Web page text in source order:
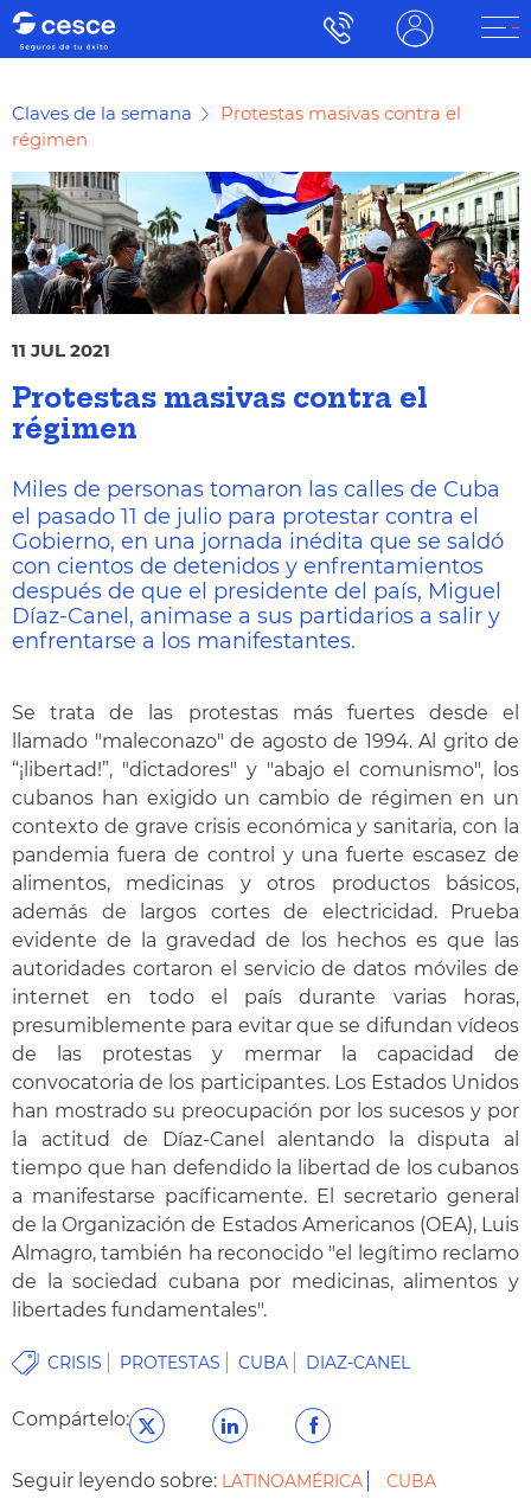
Claves de la semana
Protestas masivas contra el
régimen
11 JUL 2021
Protestas masivas contra el
régimen
Miles de personas tomaron las calles de Cuba
el pasado 11 de julio para protestar contra el
Gobierno, en una jornada inédita que se saldó
con cientos de detenidos y enfrentamientos
después de que el presidente del país, Miguel
Díaz-Canel, animase a sus partidarios a salir y
enfrentarse a los manifestantes.
Se trata de las protestas más fuertes desde el
llamado "maleconazo" de agosto de 1994. Al grito de
“¡libertad!”, "dictadores" y "abajo el comunismo", los
cubanos han exigido un cambio de régimen en un
contexto de grave crisis económica y sanitaria, con la
pandemia fuera de control y una fuerte escasez de
alimentos, medicinas y otros productos básicos,
además de largos cortes de electricidad. Prueba
evidente de la gravedad de los hechos es que las
autoridades cortaron el servicio de datos móviles de
internet en todo el país durante varias horas,
presumiblemente para evitar que se difundan vídeos
de las protestas y mermar la capacidad de
convocatoria de los participantes. Los Estados Unidos
han mostrado su preocupación por los sucesos y por
la actitud de Díaz-Canel alentando la disputa al
tiempo que han defendido la libertad de los cubanos
a manifestarse pacíficamente. El secretario general
de la Organización de Estados Americanos (OEA), Luis
Almagro, también ha reconocido "el legítimo reclamo
de la sociedad cubana por medicinas, alimentos y
libertades fundamentales".
CRISIS PROTESTAS CUBA DIAZ-CANEL
Compártelo:
Seguir leyendo sobre: LATINOAMÉRICA CUBA